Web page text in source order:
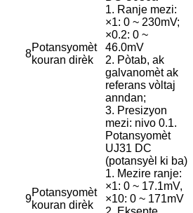
8
Potansyomèt
kouran dirèk
1. Ranje mezi:
×1: 0 ~ 230mV;
×0.2: 0 ~
46.0mV
2. Pòtab, ak
galvanomèt ak
referans vòltaj
anndan;
3. Presizyon
mezi: nivo 0.1.
9
Potansyomèt
kouran dirèk
Potansyomèt
UJ31 DC
(potansyèl ki ba)
1. Mezire ranje:
×1: 0 ~ 17.1mV,
×10: 0 ~ 171mV